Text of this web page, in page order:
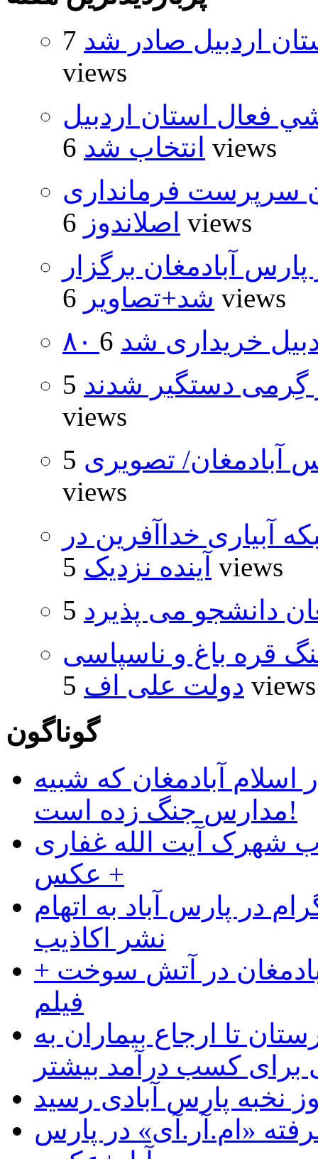
اردبیل صادر شد 7
views
فعال استان اردبيل
انتخاب شد 6 views
سرپرست فرمانداری
اصلاندوز 6 views
آبادمغان برگزار
شد+تصاویر 6 views
خریداری شد
دستگیر شدند 5
views
تصویری 5
views
آبیاری خداآفرین در
آینده نزدیک 5 views
دانشجو می پذیرد
قره باغ و ناسپاسی
دولت علی اف 5 views
گوناگون
آبادمغان که شبیه
مدارس جنگ زده است!
شهرک آیت الله غفاری
+ عکس
در پارس آباد به اتهام
نشر اکاذیب
در آتش سوخت +
فیلم
تا ارجاع بیماران به
کسب درآمد بیشتر
نخبه پارس آبادی رسید
«ام.آر.آی» در پارس